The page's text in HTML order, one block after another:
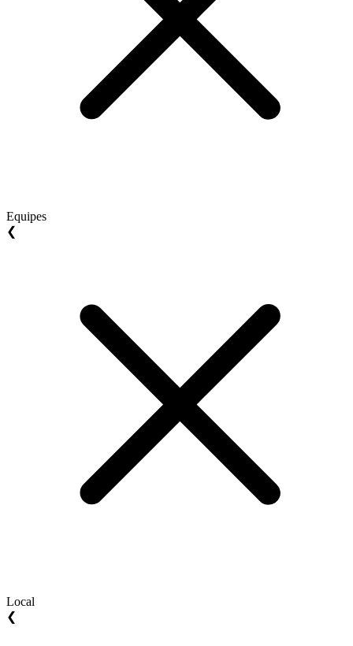
Equipes
❮
Local
❮